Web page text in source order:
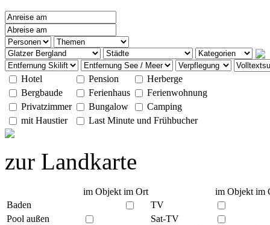
Hotel Pension
Herberge
Bergbaude
Ferienhaus
Ferienwohnung
Privatzimmer
Bungalow
Camping
mit Haustier
Last Minute und Frühbucher
zur Landkarte
im Objekt im Ort im Objekt im
Baden
TV
Pool außen
Sat-TV